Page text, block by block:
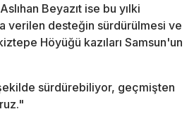
Beyazıt ise bu yılki
verilen desteğin sürdürülmesi ve
Höyüğü kazıları Samsun'un
şekilde sürdürebiliyor, geçmişten